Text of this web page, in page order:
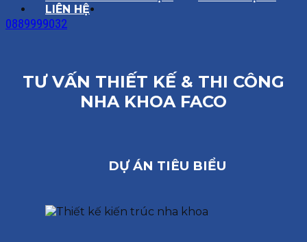
LIÊN HỆ
0889999032
TƯ VẤN THIẾT KẾ & THI CÔNG
NHA KHOA FACO
DỰ ÁN TIÊU BIỂU